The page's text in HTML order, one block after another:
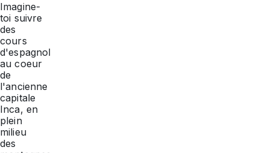
Imagine-
toi suivre
des
cours
d'espagnol
au coeur
de
l'ancienne
capitale
Inca, en
plein
milieu
des